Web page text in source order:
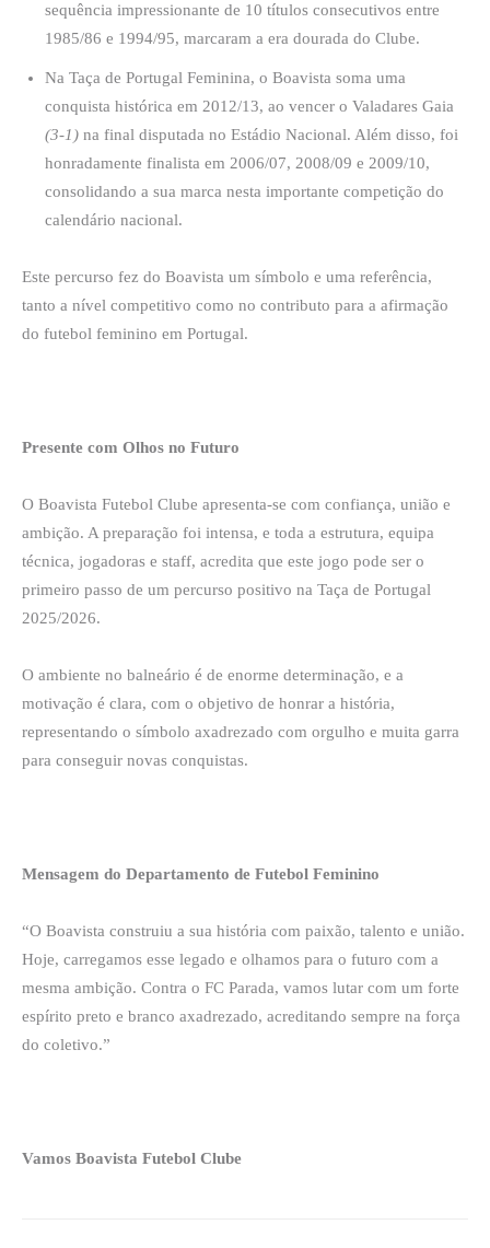
sequência impressionante de 10 títulos consecutivos entre
1985/86 e 1994/95, marcaram a era dourada do Clube.
Na Taça de Portugal Feminina, o Boavista soma uma
conquista histórica em 2012/13, ao vencer o Valadares Gaia
(3-1) na final disputada no Estádio Nacional. Além disso, foi
honradamente finalista em 2006/07, 2008/09 e 2009/10,
consolidando a sua marca nesta importante competição do
calendário nacional.
Este percurso fez do Boavista um símbolo e uma referência,
tanto a nível competitivo como no contributo para a afirmação
do futebol feminino em Portugal.
Presente com Olhos no Futuro
O Boavista Futebol Clube apresenta-se com confiança, união e
ambição. A preparação foi intensa, e toda a estrutura, equipa
técnica, jogadoras e staff, acredita que este jogo pode ser o
primeiro passo de um percurso positivo na Taça de Portugal
2025/2026.
O ambiente no balneário é de enorme determinação, e a
motivação é clara, com o objetivo de honrar a história,
representando o símbolo axadrezado com orgulho e muita garra
para conseguir novas conquistas.
Mensagem do Departamento de Futebol Feminino
“O Boavista construiu a sua história com paixão, talento e união.
Hoje, carregamos esse legado e olhamos para o futuro com a
mesma ambição. Contra o FC Parada, vamos lutar com um forte
espírito preto e branco axadrezado, acreditando sempre na força
do coletivo.”
Vamos Boavista Futebol Clube